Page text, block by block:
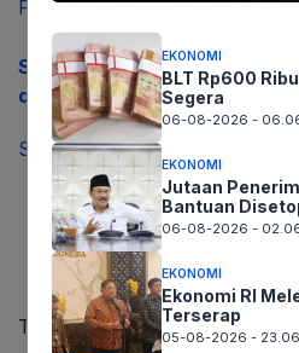
Salah Satu Siswa SMP
di Cilacap
September 27, 2023
Trending
EKONOMI
BLT Rp600
Segera
06-08-2026 -
EKONOMI
Jutaan
Bantuan
06-08-2026 -
EKONOMI
Ekonomi RI
Terserap
05-08-2026 - 23.06